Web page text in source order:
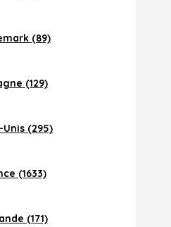
(89)
(129)
Unis (295)
(1633)
(171)